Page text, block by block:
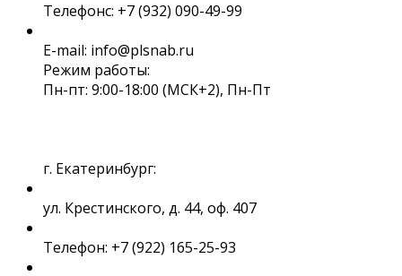
Телефонс: +7 (932) 090-49-99
E-mail: info@plsnab.ru
Режим работы:
Пн-пт: 9:00-18:00 (МСК+2), Пн-Пт
г. Екатеринбург:
ул. Крестинского, д. 44, оф. 407
Телефон: +7 (922) 165-25-93